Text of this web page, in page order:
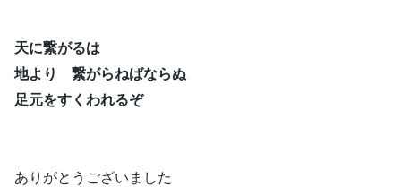
天に繋がるは
地より 繋がらねばならぬ
足元をすくわれるぞ
ありがとうございました